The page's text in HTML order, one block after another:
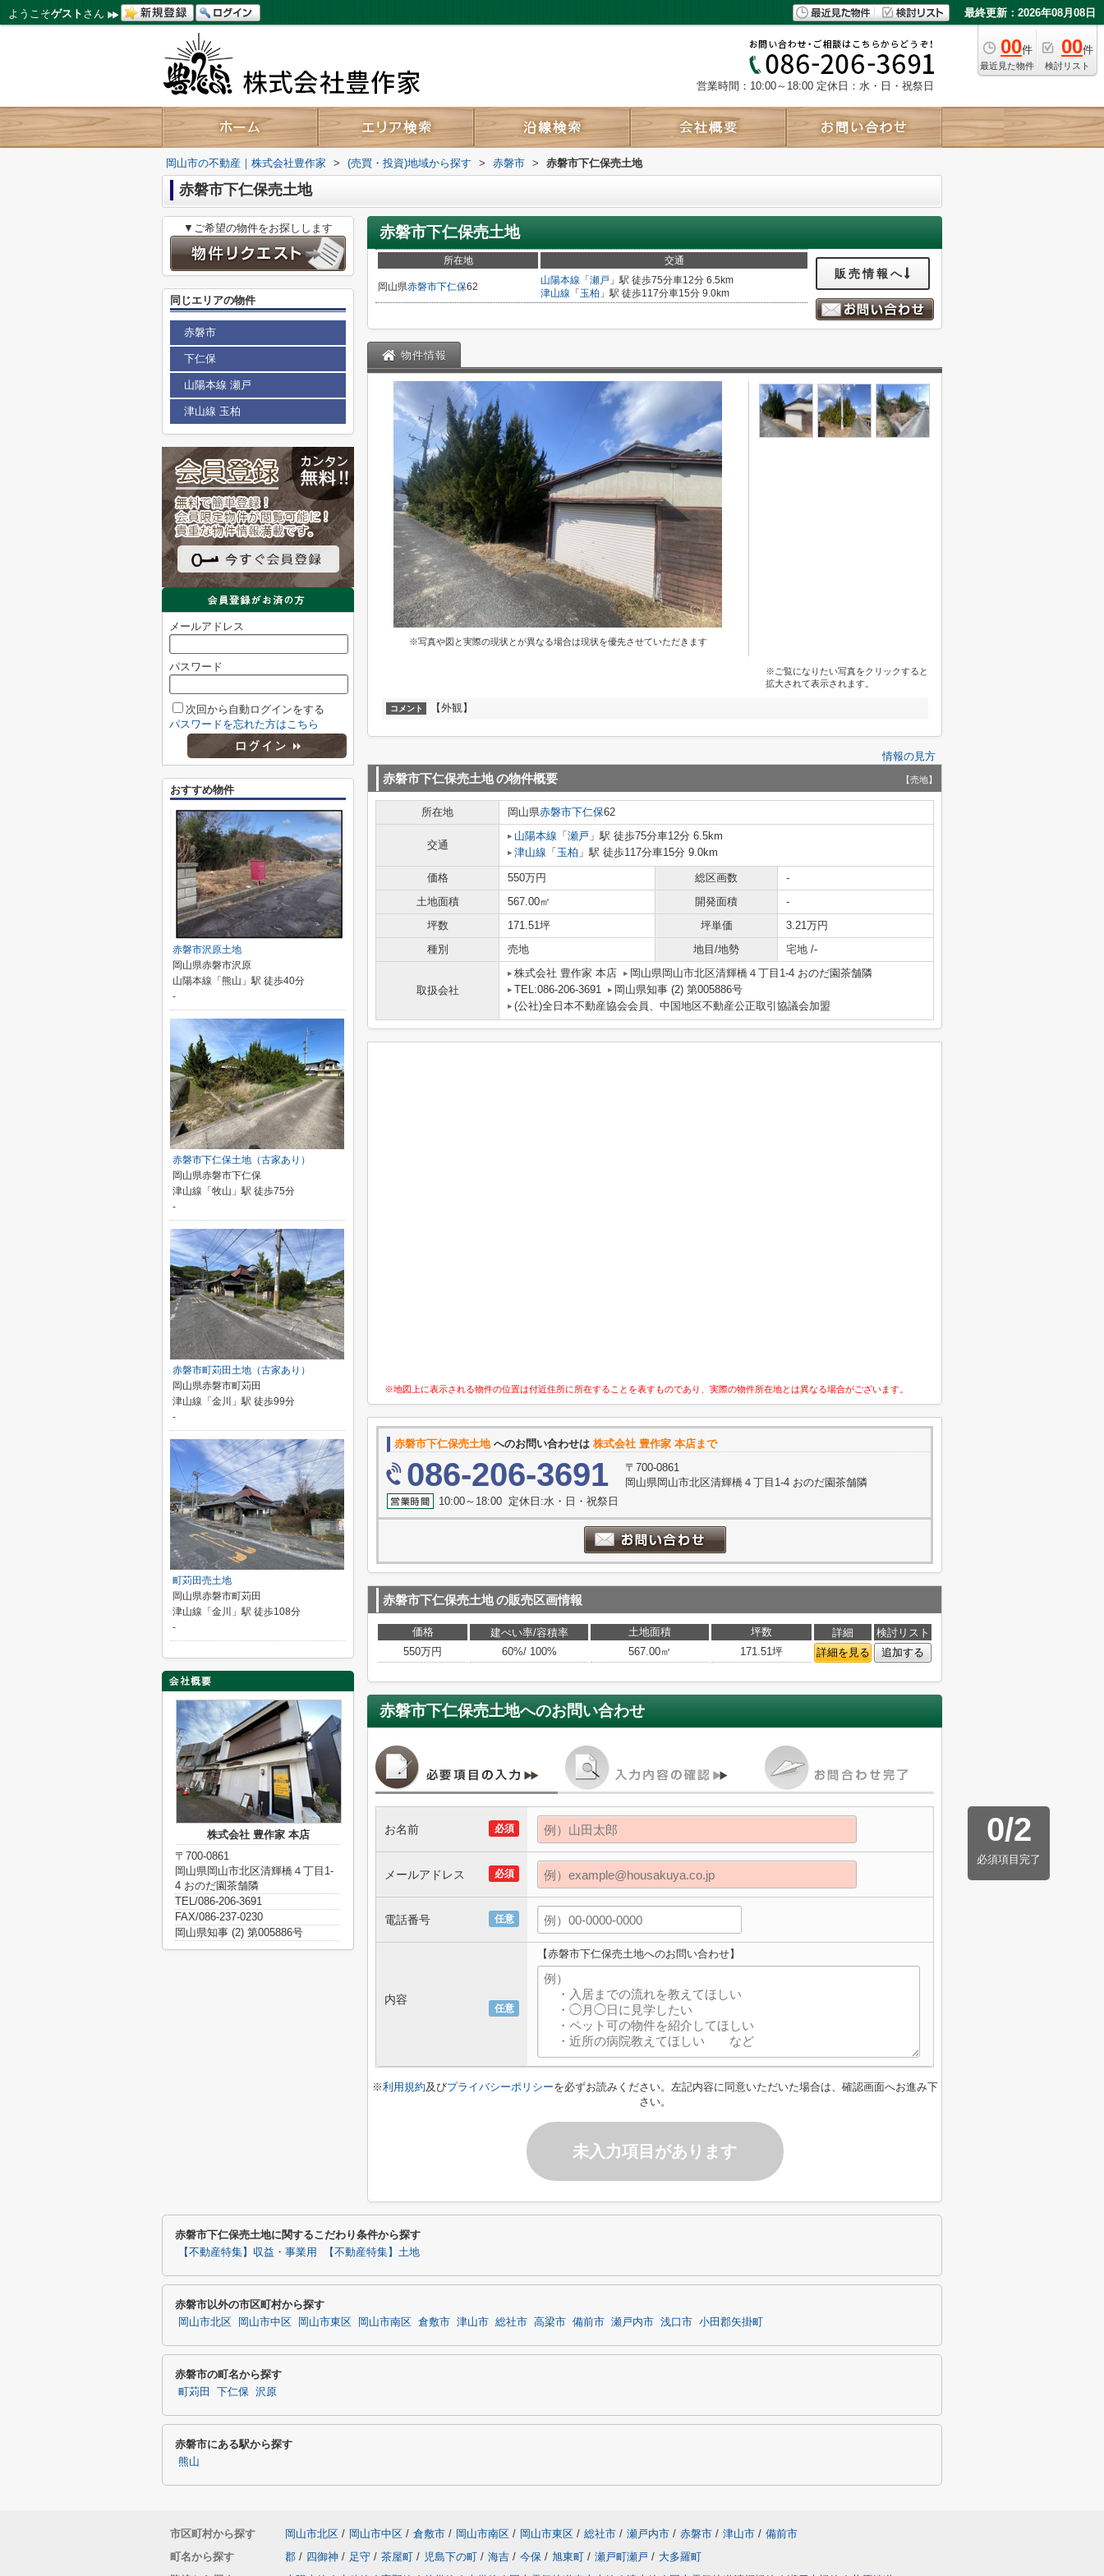
ようこそゲスト さん 最終更新：2026年08月08日
00件
最近見た物件
00件
検討リスト
営業時間：10:00～18:00 定休日：水・日・祝祭日
岡山市の不動産｜株式会社豊作家 > (売買・投資)地域から探す > 赤磐市 > 赤磐市下仁保売土地
赤磐市下仁保売土地
赤磐市下仁保売土地
所在地 交通
岡山県赤磐市下仁保62
山陽本線 「 瀬戸 」駅 徒歩75分車12分 6.5km
津山線 「 玉柏 」駅 徒歩117分車15分 9.0km
販売情報へ
物件情報
※写真や図と実際の現状とが異なる場合は現状を優先させていただきます
※ご覧になりたい写真をクリックすると
拡大されて表示されます。
コメント 【外観】
情報の見方
赤磐市下仁保売土地の物件概要 【売地】
所在地 岡山県赤磐市下仁保62
交通
山陽本線 「 瀬戸 」駅 徒歩75分車12分 6.5km
津山線 「 玉柏 」駅 徒歩117分車15分 9.0km
価格 550万円 総区画数
-
土地面積
567.00㎡ 開発面積
-
坪数
171.51坪 坪単価
3.21万円
種別
売地 地目/地勢 宅地 /-
取扱会社
株式会社 豊作家 本店
岡山県岡山市北区清輝橋４丁目1-4 おのだ園茶舗隣
TEL:086-206-3691
岡山県知事 (2) 第005886号
(公社)全日本不動産協会会員、中国地区不動産公正取引協議会加盟
※地図上に表示される物件の位置は付近住所に所在することを表すものであり、実際の物件所在地とは異なる場合がございます。
赤磐市下仁保売土地へのお問い合わせは 株式会社 豊作家 本店まで
086-206-3691
〒700-0861
岡山県岡山市北区清輝橋４丁目1-4 おのだ園茶舗隣
10:00～18:00 定休日:水・日・祝祭日
赤磐市下仁保売土地の販売区画情報
価格 建ぺい率/容積率 土地面積 坪数 詳細
検討リスト
550万円
60%/ 100% 567.00㎡ 171.51坪 詳細を見る 追加する
赤磐市下仁保売土地へのお問い合わせ
0/2
必須項目完了
必須
お名前
必須
メールアドレス
任意
電話番号
任意
内容
【赤磐市下仁保売土地へのお問い合わせ】
※利用規約及びプライバシーポリシーを必ずお読みください。左記内容に同意いただいた場合は、確認画面へお進み下
さい。
未入力項目があります
▼ご希望の物件をお探しします
同じエリアの物件
赤磐市
下仁保
山陽本線 瀬戸
津山線 玉柏
メールアドレス
パスワード
次回から自動ログインをする
パスワードを忘れた方はこちら
おすすめ物件
赤磐市沢原土地
岡山県赤磐市沢原
山陽本線「熊山」駅 徒歩40分
-
赤磐市下仁保土地（古家あり）
岡山県赤磐市下仁保
津山線「牧山」駅 徒歩75分
-
赤磐市町苅田土地（古家あり）
岡山県赤磐市町苅田
津山線「金川」駅 徒歩99分
-
町苅田売土地
岡山県赤磐市町苅田
津山線「金川」駅 徒歩108分
-
株式会社 豊作家 本店
〒700-0861
岡山県岡山市北区清輝橋４丁目1-
4 おのだ園茶舗隣
TEL/086-206-3691
FAX/086-237-0230
岡山県知事 (2) 第005886号
赤磐市下仁保売土地に関するこだわり条件から探す
【不動産特集】収益・事業用 【不動産特集】土地
赤磐市以外の市区町村から探す
岡山市北区 岡山市中区 岡山市東区 岡山市南区 倉敷市 津山市 総社市 高梁市 備前市 瀬戸内市 浅口市 小田郡矢掛町
赤磐市の町名から探す
町苅田 下仁保 沢原
赤磐市にある駅から探す
熊山
市区町村から探す 岡山市北区 / 岡山市中区 / 倉敷市 / 岡山市南区 / 岡山市東区 / 総社市 / 瀬戸内市 / 赤磐市 / 津山市 / 備前市
町名から探す
郡 / 四御神 / 足守 / 茶屋町 / 児島下の町 / 海吉 / 今保 / 旭東町 / 瀬戸町瀬戸 / 大多羅町